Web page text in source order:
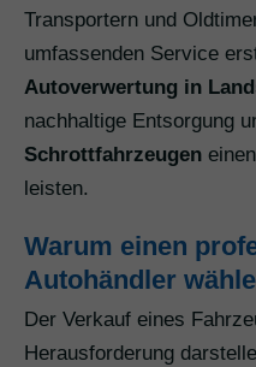
Transportern und
umfassenden Service
Autoverwertung in
nachhaltige Entsorgung
Schrottfahrzeugen
leisten.
Warum einen
Autohändler
Der Verkauf eines
Herausforderung